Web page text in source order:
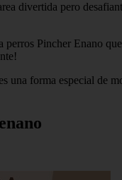
divertida pero
Pincher Enano
una forma especial de